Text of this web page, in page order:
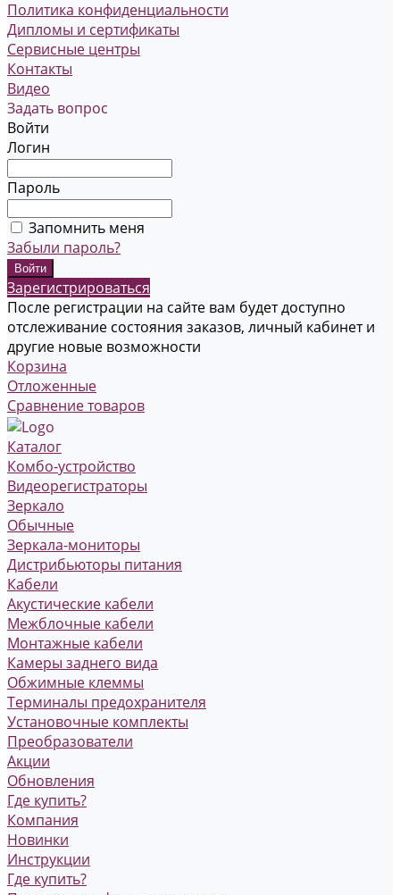
Политика конфиденциальности
Дипломы и сертификаты
Сервисные центры
Контакты
Видео
Задать вопрос
Войти
Логин
Пароль
Запомнить меня
Забыли пароль?
Зарегистрироваться
После регистрации на сайте вам будет доступно
отслеживание состояния заказов, личный кабинет и
другие новые возможности
Корзина
Отложенные
Сравнение товаров
Каталог
Комбо-устройство
Видеорегистраторы
Зеркало
Обычные
Зеркала-мониторы
Дистрибьюторы питания
Кабели
Акустические кабели
Межблочные кабели
Монтажные кабели
Камеры заднего вида
Обжимные клеммы
Терминалы предохранителя
Установочные комплекты
Преобразователи
Акции
Обновления
Где купить?
Компания
Новинки
Инструкции
Где купить?